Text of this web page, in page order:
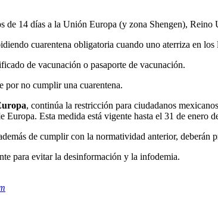
de 14 días a la Unión Europa (y zona Shengen),
cuarentena obligatoria cuando uno aterriza en los
de vacunación o pasaporte de vacunación.
por no cumplir una cuarentena.
, continúa la restricción para ciudadanos
Europa. Esta medida está vigente hasta el 31 de
de cumplir con la normatividad anterior,
para evitar la desinformación y la infodemia.